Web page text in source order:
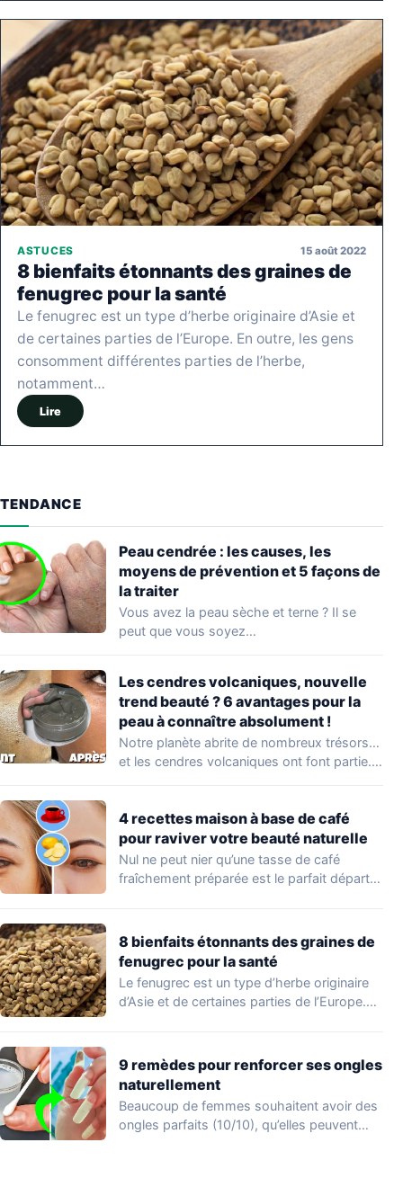
ASTUCES 15 août 2022
8 bienfaits étonnants des graines de
fenugrec pour la santé
Le fenugrec est un type d’herbe originaire d’Asie et
de certaines parties de l’Europe. En outre, les gens
consomment différentes parties de l’herbe,
notamment…
Lire
TENDANCE
Peau cendrée : les causes, les
moyens de prévention et 5 façons de
la traiter
Vous avez la peau sèche et terne ? Il se
peut que vous soyez…
Les cendres volcaniques, nouvelle
trend beauté ? 6 avantages pour la
peau à connaître absolument !
Notre planète abrite de nombreux trésors…
et les cendres volcaniques ont font partie.
4 recettes maison à base de café
pour raviver votre beauté naturelle
Nul ne peut nier qu’une tasse de café
fraîchement préparée est le parfait départ…
8 bienfaits étonnants des graines de
fenugrec pour la santé
Le fenugrec est un type d’herbe originaire
d’Asie et de certaines parties de l’Europe.…
9 remèdes pour renforcer ses ongles
naturellement
Beaucoup de femmes souhaitent avoir des
ongles parfaits (10/10), qu’elles peuvent